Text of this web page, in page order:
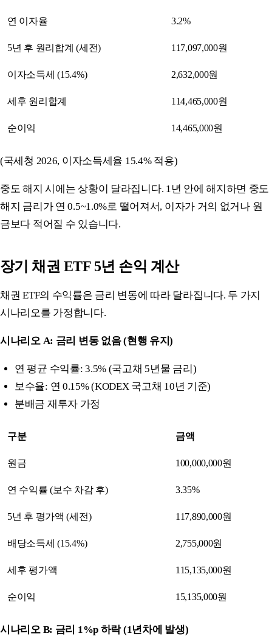
연 이자율 3.2%
5년 후 원리합계 (세전) 117,097,000원
이자소득세 (15.4%) 2,632,000원
세후 원리합계 114,465,000원
순이익 14,465,000원
(국세청 2026, 이자소득세율 15.4% 적용)
중도 해지 시에는 상황이 달라집니다. 1년 안에 해지하면 중도
해지 금리가 연 0.5~1.0%로 떨어져서, 이자가 거의 없거나 원
금보다 적어질 수 있습니다.
장기 채권 ETF 5년 손익 계산
채권 ETF의 수익률은 금리 변동에 따라 달라집니다. 두 가지
시나리오를 가정합니다.
시나리오 A: 금리 변동 없음 (현행 유지)
연 평균 수익률: 3.5% (국고채 5년물 금리)
보수율: 연 0.15% (KODEX 국고채 10년 기준)
분배금 재투자 가정
구분 금액
원금 100,000,000원
연 수익률 (보수 차감 후) 3.35%
5년 후 평가액 (세전) 117,890,000원
배당소득세 (15.4%) 2,755,000원
세후 평가액 115,135,000원
순이익 15,135,000원
시나리오 B: 금리 1%p 하락 (1년차에 발생)